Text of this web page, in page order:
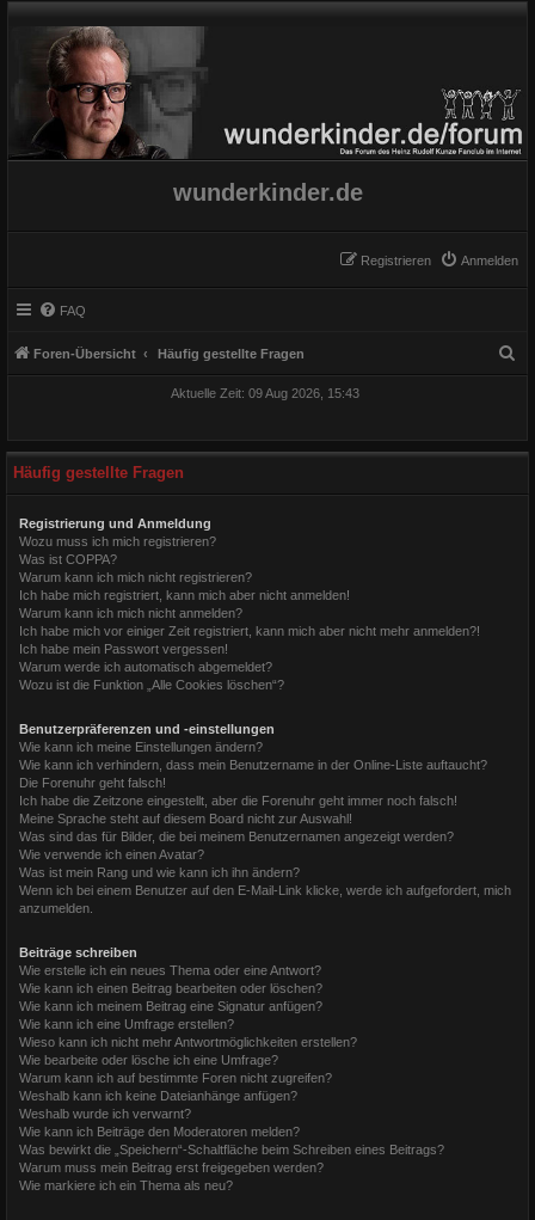
wunderkinder.de
Anmelden
Registrieren
FAQ
Foren-Übersicht Häufig gestellte Fragen
Aktuelle Zeit: 09 Aug 2026, 15:43
Häufig gestellte Fragen
Registrierung und Anmeldung
Wozu muss ich mich registrieren?
Was ist COPPA?
Warum kann ich mich nicht registrieren?
Ich habe mich registriert, kann mich aber nicht anmelden!
Warum kann ich mich nicht anmelden?
Ich habe mich vor einiger Zeit registriert, kann mich aber nicht mehr anmelden?!
Ich habe mein Passwort vergessen!
Warum werde ich automatisch abgemeldet?
Wozu ist die Funktion „Alle Cookies löschen“?
Benutzerpräferenzen und -einstellungen
Wie kann ich meine Einstellungen ändern?
Wie kann ich verhindern, dass mein Benutzername in der Online-Liste auftaucht?
Die Forenuhr geht falsch!
Ich habe die Zeitzone eingestellt, aber die Forenuhr geht immer noch falsch!
Meine Sprache steht auf diesem Board nicht zur Auswahl!
Was sind das für Bilder, die bei meinem Benutzernamen angezeigt werden?
Wie verwende ich einen Avatar?
Was ist mein Rang und wie kann ich ihn ändern?
Wenn ich bei einem Benutzer auf den E-Mail-Link klicke, werde ich aufgefordert, mich
anzumelden.
Beiträge schreiben
Wie erstelle ich ein neues Thema oder eine Antwort?
Wie kann ich einen Beitrag bearbeiten oder löschen?
Wie kann ich meinem Beitrag eine Signatur anfügen?
Wie kann ich eine Umfrage erstellen?
Wieso kann ich nicht mehr Antwortmöglichkeiten erstellen?
Wie bearbeite oder lösche ich eine Umfrage?
Warum kann ich auf bestimmte Foren nicht zugreifen?
Weshalb kann ich keine Dateianhänge anfügen?
Weshalb wurde ich verwarnt?
Wie kann ich Beiträge den Moderatoren melden?
Was bewirkt die „Speichern“-Schaltfläche beim Schreiben eines Beitrags?
Warum muss mein Beitrag erst freigegeben werden?
Wie markiere ich ein Thema als neu?